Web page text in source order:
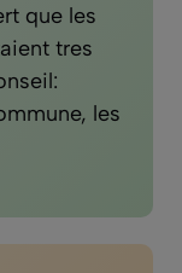
que les
tres
les